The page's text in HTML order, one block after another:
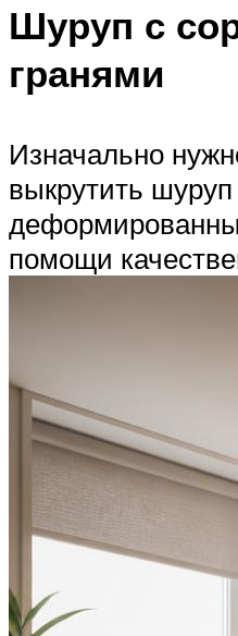
Шуруп с
гранями
Изначально
выкрутить шуруп
помощи